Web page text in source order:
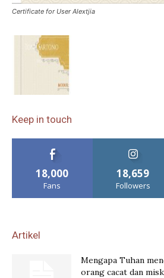
Certificate for User Alextjia
Keep in touch
18,000
Fans
18,659
Followers
Artikel
Mengapa Tuhan
orang cacat dan